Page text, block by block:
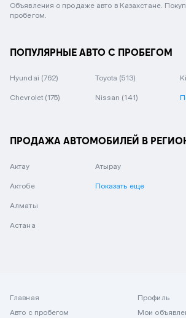
Объявления о продаже авто в Казахстане.
пробегом.
ПОПУЛЯРНЫЕ АВТО С ПРОБЕГОМ
Hyundai (762) Toyota (513)
Chevrolet (175) Nissan (141)
ПРОДАЖА АВТОМОБИЛЕЙ В
Актау
Актобе
Алматы
Астана
Атырау
Показать еще
Главная
Авто с пробегом
Профиль
Мои